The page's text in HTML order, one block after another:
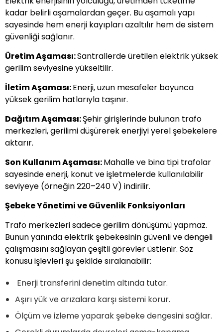
kadar belirli aşamalardan geçer. Bu aşamalı yapı
sayesinde hem enerji kayıpları azaltılır hem de sistem
güvenliği sağlanır.
Üretim Aşaması:Santrallerde üretilen elektrik yüksek
gerilim seviyesine yükseltilir.
İletim Aşaması:Enerji, uzun mesafeler boyunca
yüksek gerilim hatlarıyla taşınır.
Dağıtım Aşaması:Şehir girişlerinde bulunan trafo
merkezleri, gerilimi düşürerek enerjiyi yerel şebekelere
aktarır.
Son Kullanım Aşaması:Mahalle ve bina tipi trafolar
sayesinde enerji, konut ve işletmelerde kullanılabilir
seviyeye (örneğin 220–240 V) indirilir.
Şebeke Yönetimi ve Güvenlik Fonksiyonları
Trafo merkezleri sadece gerilim dönüşümü yapmaz.
Bunun yanında elektrik şebekesinin güvenli ve dengeli
çalışmasını sağlayan çeşitli görevler üstlenir. Söz
konusu işlevleri şu şekilde sıralanabilir:
Enerji transferini denetim altında tutar.
Aşırı yük ve arızalara karşı sistemi korur.
Ölçüm ve izleme yaparak şebeke dengesini sağlar.